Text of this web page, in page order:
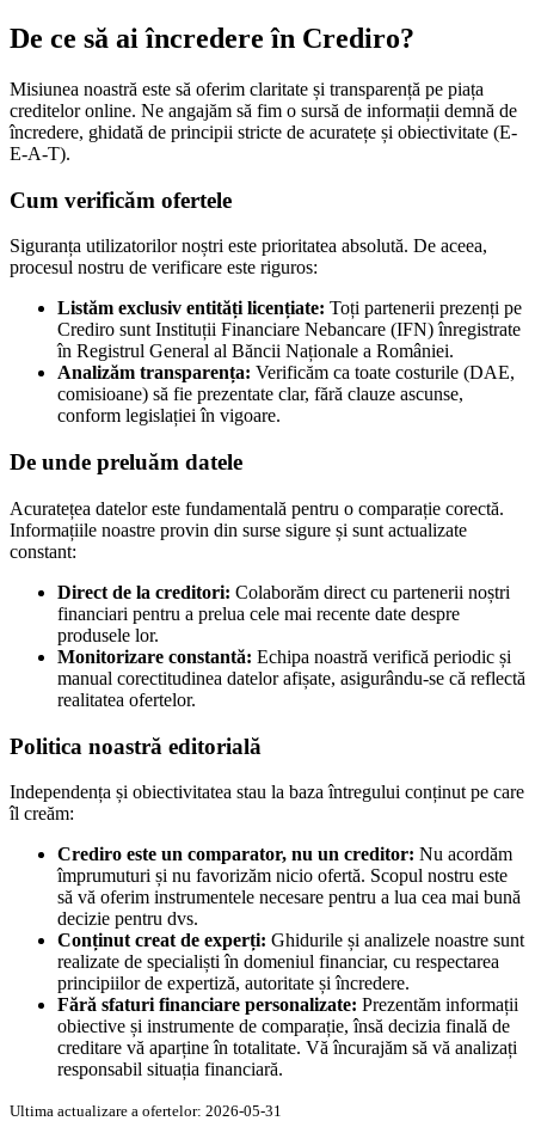
De ce să ai încredere în Crediro?
Misiunea noastră este să oferim claritate și transparență pe piața
creditelor online. Ne angajăm să fim o sursă de informații demnă de
încredere, ghidată de principii stricte de acuratețe și obiectivitate (E-
E-A-T).
Cum verificăm ofertele
Siguranța utilizatorilor noștri este prioritatea absolută. De aceea,
procesul nostru de verificare este riguros:
Listăm exclusiv entități licențiate: Toți partenerii prezenți pe
Crediro sunt Instituții Financiare Nebancare (IFN) înregistrate
în Registrul General al Băncii Naționale a României.
Analizăm transparența: Verificăm ca toate costurile (DAE,
comisioane) să fie prezentate clar, fără clauze ascunse,
conform legislației în vigoare.
De unde preluăm datele
Acuratețea datelor este fundamentală pentru o comparație corectă.
Informațiile noastre provin din surse sigure și sunt actualizate
constant:
Direct de la creditori: Colaborăm direct cu partenerii noștri
financiari pentru a prelua cele mai recente date despre
produsele lor.
Monitorizare constantă: Echipa noastră verifică periodic și
manual corectitudinea datelor afișate, asigurându-se că reflectă
realitatea ofertelor.
Politica noastră editorială
Independența și obiectivitatea stau la baza întregului conținut pe care
îl creăm:
Crediro este un comparator, nu un creditor: Nu acordăm
împrumuturi și nu favorizăm nicio ofertă. Scopul nostru este
să vă oferim instrumentele necesare pentru a lua cea mai bună
decizie pentru dvs.
Conținut creat de experți: Ghidurile și analizele noastre sunt
realizate de specialiști în domeniul financiar, cu respectarea
principiilor de expertiză, autoritate și încredere.
Fără sfaturi financiare personalizate: Prezentăm informații
obiective și instrumente de comparație, însă decizia finală de
creditare vă aparține în totalitate. Vă încurajăm să vă analizați
responsabil situația financiară.
Ultima actualizare a ofertelor: 2026-05-31